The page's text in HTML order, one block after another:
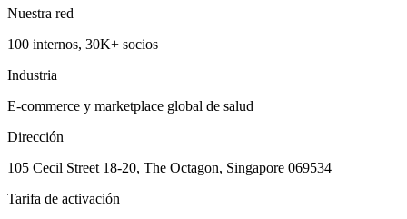
Nuestra red
100 internos, 30K+ socios
Industria
E-commerce y marketplace global de salud
Dirección
105 Cecil Street 18-20, The Octagon, Singapore 069534
Tarifa de activación